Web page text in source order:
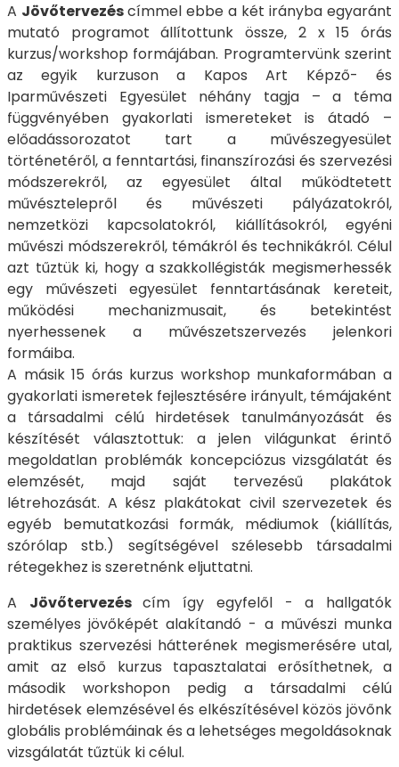
A Jövőtervezéscímmel ebbe a két irányba egyaránt
mutató programot állítottunk össze, 2 x 15 órás
kurzus/workshop formájában. Programtervünk szerint
az egyik kurzuson a Kapos Art Képző- és
Iparművészeti Egyesület néhány tagja – a téma
függvényében gyakorlati ismereteket is átadó –
előadássorozatot tart a művészegyesület
történetéről, a fenntartási, finanszírozási és szervezési
módszerekről, az egyesület által működtetett
művésztelepről és művészeti pályázatokról,
nemzetközi kapcsolatokról, kiállításokról, egyéni
művészi módszerekről, témákról és technikákról. Célul
azt tűztük ki, hogy a szakkollégisták megismerhessék
egy művészeti egyesület fenntartásának kereteit,
működési mechanizmusait, és betekintést
nyerhessenek a művészetszervezés jelenkori
formáiba.
A másik 15 órás kurzus workshop munkaformában a
gyakorlati ismeretek fejlesztésére irányult, témájaként
a társadalmi célú hirdetések tanulmányozását és
készítését választottuk: a jelen világunkat érintő
megoldatlan problémák koncepciózus vizsgálatát és
elemzését, majd saját tervezésű plakátok
létrehozását. A kész plakátokat civil szervezetek és
egyéb bemutatkozási formák, médiumok (kiállítás,
szórólap stb.) segítségével szélesebb társadalmi
rétegekhez is szeretnénk eljuttatni.
A Jövőtervezéscím így egyfelől - a hallgatók
személyes jövőképét alakítandó - a művészi munka
praktikus szervezési hátterének megismerésére utal,
amit az első kurzus tapasztalatai erősíthetnek, a
második workshopon pedig a társadalmi célú
hirdetések elemzésével és elkészítésével közös jövőnk
globális problémáinak és a lehetséges megoldásoknak
vizsgálatát tűztük ki célul.